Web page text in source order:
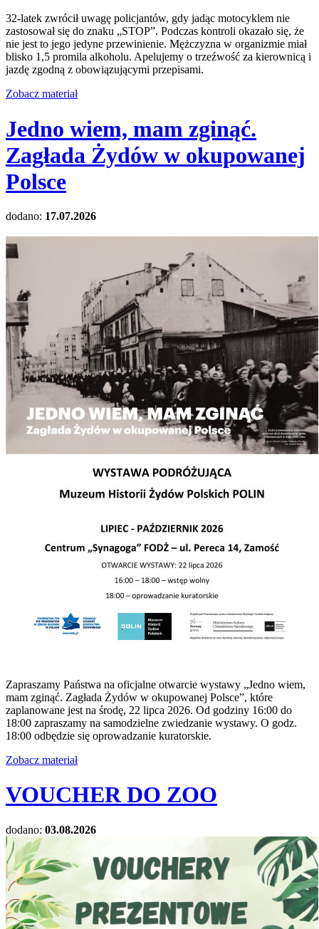
32-latek zwrócił uwagę policjantów, gdy jadąc motocyklem nie
zastosował się do znaku „STOP”. Podczas kontroli okazało się, że
nie jest to jego jedyne przewinienie. Mężczyzna w organizmie miał
blisko 1,5 promila alkoholu. Apelujemy o trzeźwość za kierownicą i
jazdę zgodną z obowiązującymi przepisami.
Zobacz materiał
Jedno wiem, mam zginąć.
Zagłada Żydów w okupowanej
Polsce
dodano: 17.07.2026
Zapraszamy Państwa na oficjalne otwarcie wystawy „Jedno wiem,
mam zginąć. Zagłada Żydów w okupowanej Polsce”, które
zaplanowane jest na środę, 22 lipca 2026. Od godziny 16:00 do
18:00 zapraszamy na samodzielne zwiedzanie wystawy. O godz.
18:00 odbędzie się oprowadzanie kuratorskie.
Zobacz materiał
VOUCHER DO ZOO
dodano: 03.08.2026